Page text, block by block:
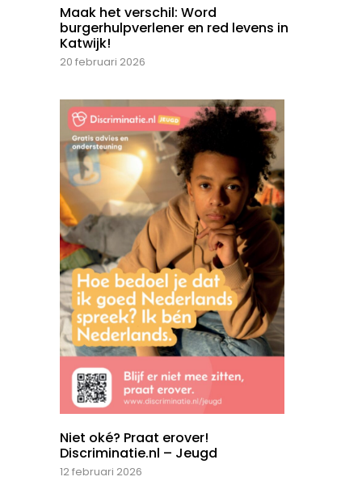
Maak het verschil: Word
burgerhulpverlener en red levens in
Katwijk!
20 februari 2026
Niet oké? Praat erover!
Discriminatie.nl – Jeugd
12 februari 2026